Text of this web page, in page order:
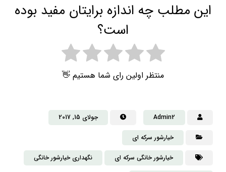
این مطلب چه اندازه برایتان مفید بوده
است؟
منتظر اولین رای شما هستیم 👋
Admin2 جولای 15, 2017
خیارشور سرکه ای
خیارشور خانگی سرکه ای نگهداری خیارشور خانگی